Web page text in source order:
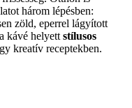
három lépésben:
zöld, eperrel lágyított
kávé helyett stílusos
kreatív receptekben.